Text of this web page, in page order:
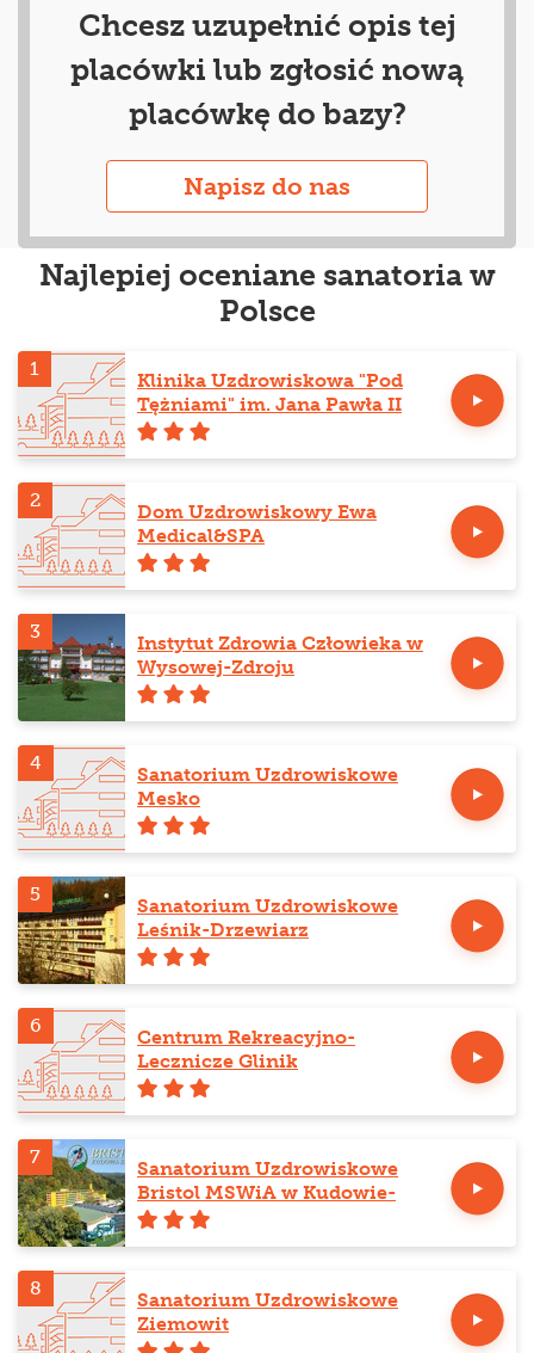
Chcesz uzupełnić opis tej
placówki lub zgłosić nową
placówkę do bazy?
Napisz do nas
Najlepiej oceniane sanatoria w
Polsce
1
Klinika Uzdrowiskowa "Pod
Tężniami" im. Jana Pawła II
2
Dom Uzdrowiskowy Ewa
Medical&SPA
3
Instytut Zdrowia Człowieka w
Wysowej-Zdroju
4
Sanatorium Uzdrowiskowe
Mesko
5
Sanatorium Uzdrowiskowe
Leśnik-Drzewiarz
6
Centrum Rekreacyjno-
Lecznicze Glinik
7
Sanatorium Uzdrowiskowe
Bristol MSWiA w Kudowie-
Zdroju
8
Sanatorium Uzdrowiskowe
Ziemowit